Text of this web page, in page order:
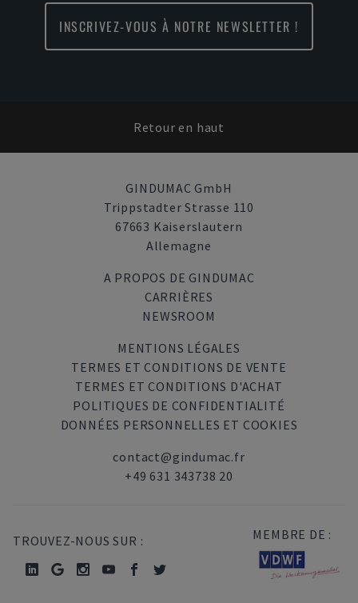
INSCRIVEZ-VOUS À NOTRE NEWSLETTER !
Retour en haut
GINDUMAC GmbH
Trippstadter Strasse 110
67663 Kaiserslautern
Allemagne
A PROPOS DE GINDUMAC
CARRIÈRES
NEWSROOM
MENTIONS LÉGALES
TERMES ET CONDITIONS DE VENTE
TERMES ET CONDITIONS D'ACHAT
POLITIQUES DE CONFIDENTIALITÉ
DONNÉES PERSONNELLES ET COOKIES
contact@gindumac.fr
+49 631 343738 20
TROUVEZ-NOUS SUR : MEMBRE DE :